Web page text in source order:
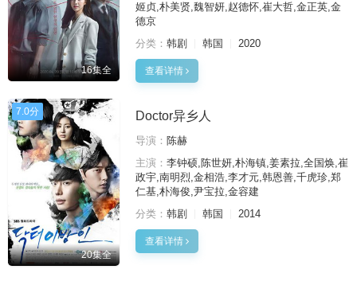
16集全
姬贞,朴美贤,魏智妍,赵德怀,崔大哲,金正英,金
德京
分类： 韩剧 韩国 2020
查看详情
7.0分
20集全
Doctor异乡人
导演： 陈赫
主演： 李钟硕,陈世妍,朴海镇,姜素拉,全国焕,崔
政宇,南明烈,金相浩,李才元,韩恩善,千虎珍,郑
仁基,朴海俊,尹宝拉,金容建
分类： 韩剧 韩国 2014
查看详情